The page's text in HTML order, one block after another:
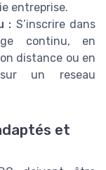
entreprise.
: S’inscrire dans
continu, en
distance ou en
un reseau
et